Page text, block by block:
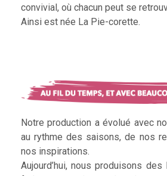
convivial, où chacun peut se
Ainsi est née La Pie-corette.
Notre production a évolué avec
au rythme des saisons, de nos
nos inspirations.
Aujourd’hui, nous produisons